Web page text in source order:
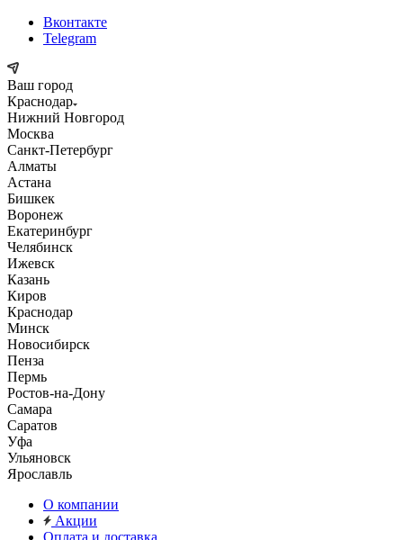
Вконтакте
Telegram
Ваш город
Краснодар
Нижний Новгород
Москва
Санкт-Петербург
Алматы
Астана
Бишкек
Воронеж
Екатеринбург
Челябинск
Ижевск
Казань
Киров
Краснодар
Минск
Новосибирск
Пенза
Пермь
Ростов-на-Дону
Самара
Саратов
Уфа
Ульяновск
Ярославль
О компании
Акции
Оплата и доставка